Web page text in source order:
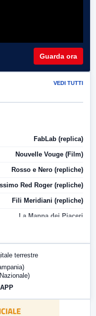
Guarda ora
VEDI TUTTI
FabLab (replica)
Nouvelle Vouge (Film)
Rosso e Nero (repliche)
Red Roger (repliche)
Fili Meridiani (repliche)
La Mappa dei Piaceri
terrestre
APP